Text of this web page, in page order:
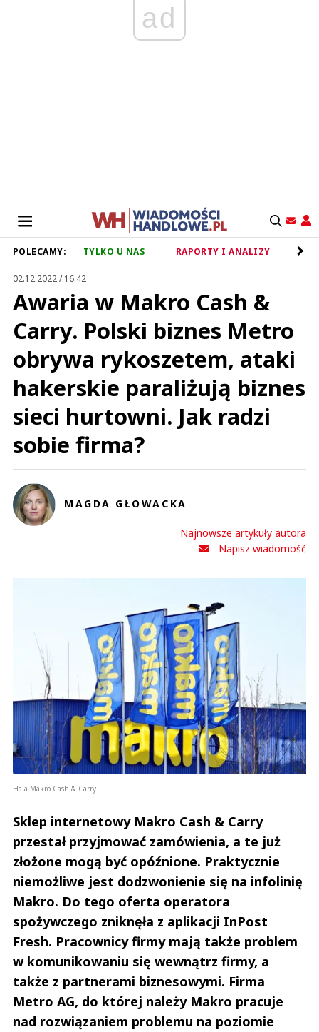
ad
POLECAMY: TYLKO U NAS RAPORTY I ANALIZY
02.12.2022 / 16:42
Awaria w Makro Cash &
Carry. Polski biznes Metro
obrywa rykoszetem, ataki
hakerskie paraliżują biznes
sieci hurtowni. Jak radzi
sobie firma?
MAGDA GŁOWACKA
Najnowsze artykuły autora
Napisz wiadomość
Hala Makro Cash & Carry
Sklep internetowy Makro Cash & Carry
przestał przyjmować zamówienia, a te już
złożone mogą być opóźnione. Praktycznie
niemożliwe jest dodzwonienie się na infolinię
Makro. Do tego oferta operatora
spożywczego zniknęła z aplikacji InPost
Fresh. Pracownicy firmy mają także problem
w komunikowaniu się wewnątrz firmy, a
także z partnerami biznesowymi. Firma
Metro AG, do której należy Makro pracuje
nad rozwiązaniem problemu na poziomie